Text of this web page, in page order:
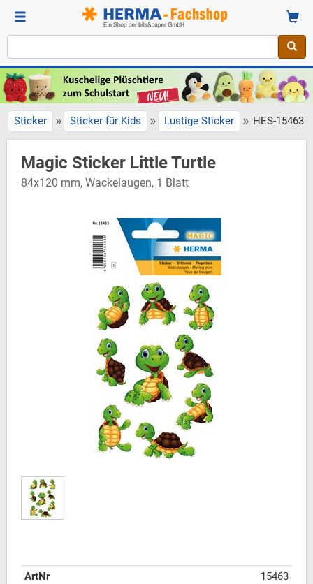
Sticker » Sticker für Kids » Lustige Sticker » HES-15463
Magic Sticker Little Turtle
84x120 mm, Wackelaugen, 1 Blatt
ArtNr
15463